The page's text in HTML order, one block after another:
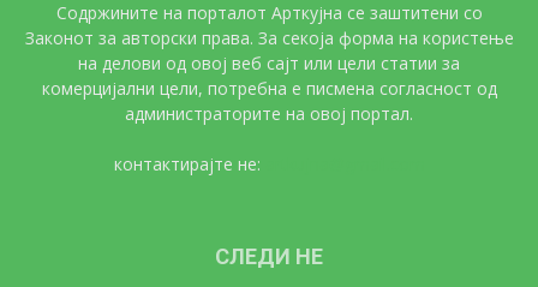
Содржините на порталот Арткујна се заштитени со
Законот за авторски права. За секоја форма на користење
на делови од овој веб сајт или цели статии за
комерцијални цели, потребна е писмена согласност од
администраторите на овој портал.
контактирајте не:
СЛЕДИ НЕ